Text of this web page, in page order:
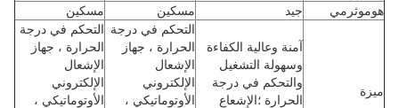
هوموثرمي جيد مسكين مسكين
ميزة
آمنة وعالية الكفاءة
وسهولة التشغيل
والتحكم في درجة
الحرارة ؛الإشعاع
التحكم في درجة
الحرارة ، جهاز
الإشعال
الإلكتروني
الأوتوماتيكي ،
التحكم في درجة
الحرارة ، جهاز
الإشعال
الإلكتروني
الأوتوماتيكي ،